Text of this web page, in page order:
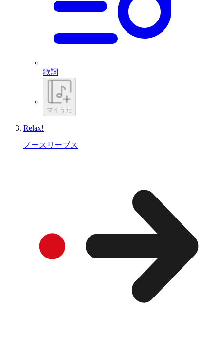
歌詞
マイうた
Relax!
ノースリーブス